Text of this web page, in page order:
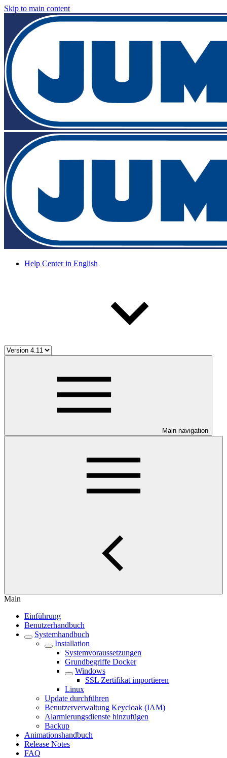
Skip to main content
Help Center in English
Main navigation
Main
Einführung
Benutzerhandbuch
Systemhandbuch
Installation
Systemvoraussetzungen
Grundbegriffe Docker
Windows
SSL Zertifikat importieren
Linux
Update durchführen
Benutzerverwaltung Keycloak (IAM)
Alarmierungsdienste hinzufügen
Backup
Animationshandbuch
Release Notes
FAQ